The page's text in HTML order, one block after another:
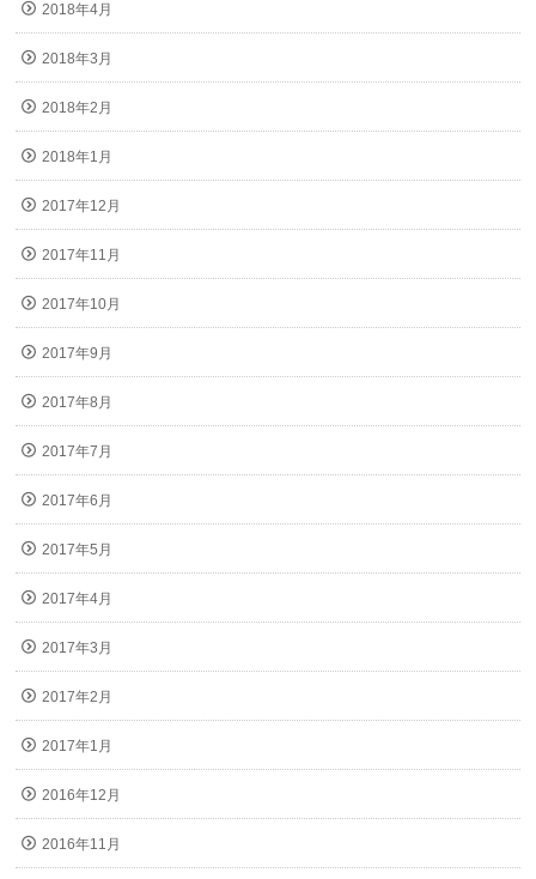
2018年4月
2018年3月
2018年2月
2018年1月
2017年12月
2017年11月
2017年10月
2017年9月
2017年8月
2017年7月
2017年6月
2017年5月
2017年4月
2017年3月
2017年2月
2017年1月
2016年12月
2016年11月